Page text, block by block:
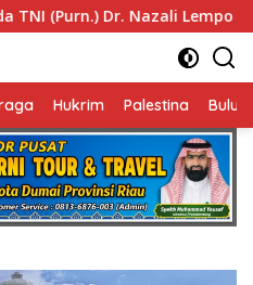
Layak Dipertimbangkan
Hukrim Palestina